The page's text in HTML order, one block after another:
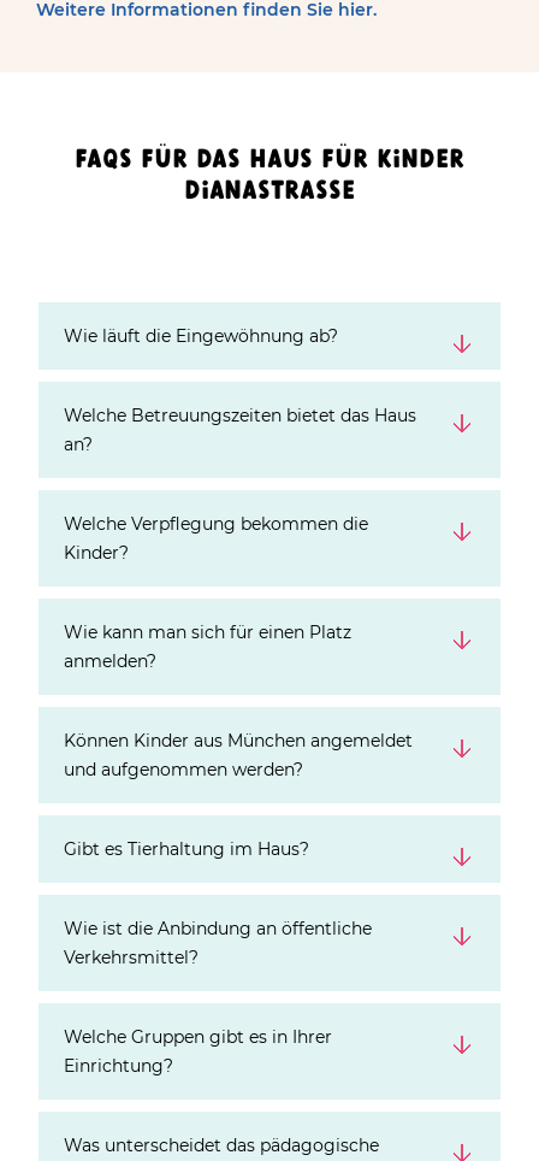
Weitere Informationen finden Sie hier.
FAQS FÜR DAS HAUS FÜR KINDER
DIANASTRASSE
Wie läuft die Eingewöhnung ab?
Welche Betreuungszeiten bietet das Haus
an?
Welche Verpflegung bekommen die
Kinder?
Wie kann man sich für einen Platz
anmelden?
Können Kinder aus München angemeldet
und aufgenommen werden?
Gibt es Tierhaltung im Haus?
Wie ist die Anbindung an öffentliche
Verkehrsmittel?
Welche Gruppen gibt es in Ihrer
Einrichtung?
Was unterscheidet das pädagogische